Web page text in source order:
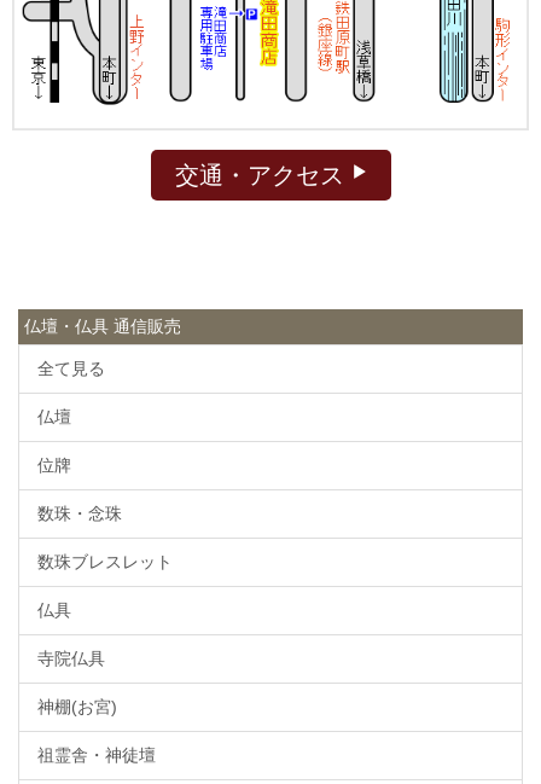
交通・アクセス
仏壇・仏具 通信販売
全て見る
仏壇
位牌
数珠・念珠
数珠ブレスレット
仏具
寺院仏具
神棚(お宮)
祖霊舎・神徒壇